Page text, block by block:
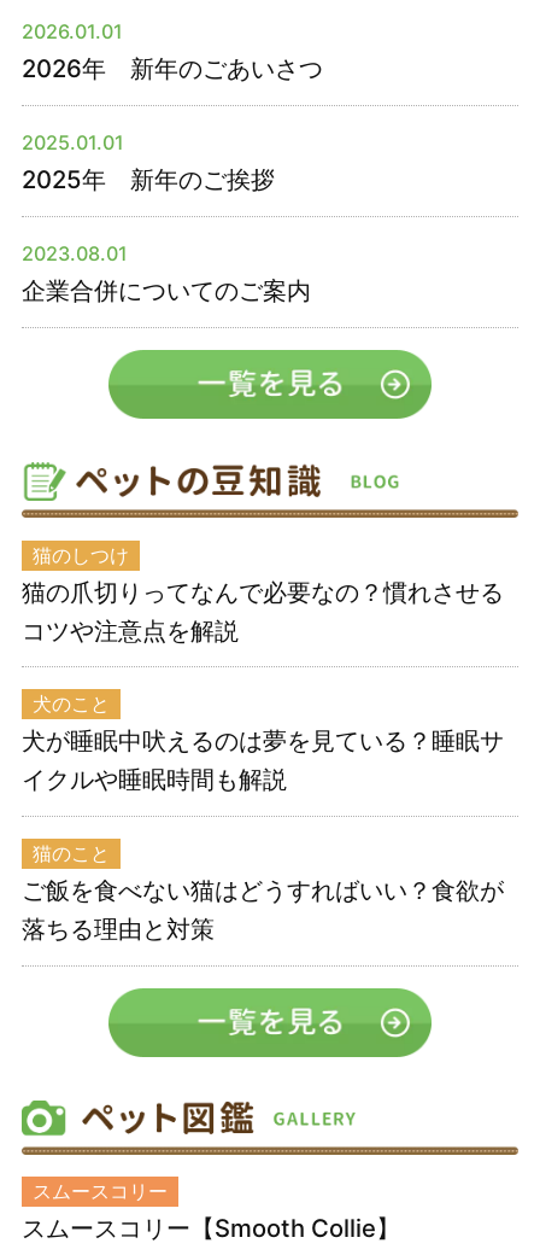
2026.01.01
2026年 新年のごあいさつ
2025.01.01
2025年 新年のご挨拶
2023.08.01
企業合併についてのご案内
猫のしつけ
猫の爪切りってなんで必要なの？慣れさせる
コツや注意点を解説
犬のこと
犬が睡眠中吠えるのは夢を見ている？睡眠サ
イクルや睡眠時間も解説
猫のこと
ご飯を食べない猫はどうすればいい？食欲が
落ちる理由と対策
スムースコリー
スムースコリー【Smooth Collie】